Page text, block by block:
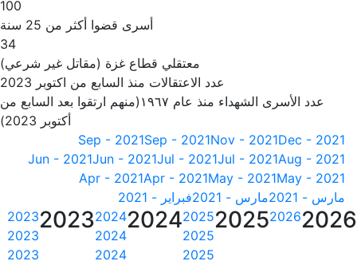
100
أسرى قضوا أكثر من 25 سنة
34
معتقلي قطاع غزة (مقاتل غير شرعي)
عدد الاعتقالات منذ السابع من اكتوبر 2023
عدد الأسرى الشهداء منذ عام ١٩٦٧(منهم ارتقوا بعد السابع من
أكتوبر 2023)
Dec - 2021
Nov - 2021
Sep - 2021
Sep - 2021
Aug - 2021
Jul - 2021
Jul - 2021
Jun - 2021
Jun - 2021
May - 2021
May - 2021
Apr - 2021
Apr - 2021
مارس - 2021
مارس - 2021 فبراير - 2021
2026
2026
2025
2025
2025
2025
2024
2024
2024
2024
2023
2023
2023
2023